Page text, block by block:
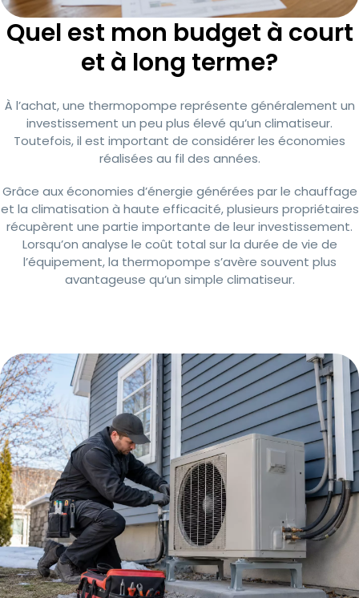
Quel est mon budget à court
et à long terme?
À l’achat, une thermopompe représente généralement un
investissement un peu plus élevé qu’un climatiseur.
Toutefois, il est important de considérer les économies
réalisées au fil des années.
Grâce aux économies d’énergie générées par le chauffage
et la climatisation à haute efficacité, plusieurs propriétaires
récupèrent une partie importante de leur investissement.
Lorsqu’on analyse le coût total sur la durée de vie de
l’équipement, la thermopompe s’avère souvent plus
avantageuse qu’un simple climatiseur.